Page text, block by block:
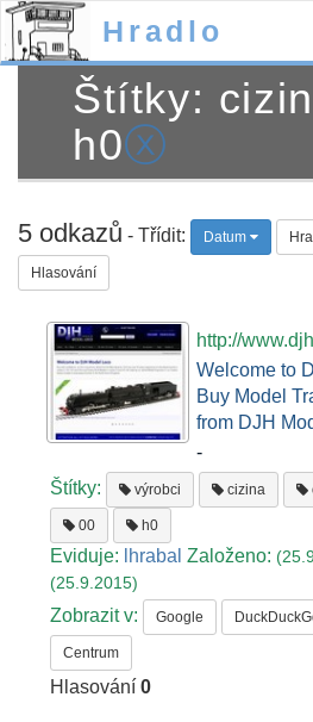
Hradlo
Štítky:
h0ⓧ
5 odkazů - Třídit: Datum
Hlasování
http://
Welcome to
Buy Model
from DJH
-
Štítky:
výrobci cizina
00 h0
Eviduje: lhrabal Založeno:
(25.9.2015)
Zobrazit v: Google
Centrum
Hlasování0